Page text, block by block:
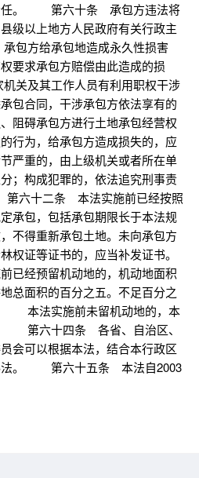
任。 第六十条 承包方违法将
级以上地方人民政府有关行政主
方给承包地造成永久性损害
要求承包方赔偿由此造成的损
及其工作人员有利用职权干涉
包合同，干涉承包方依法享有的
阻碍承包方进行土地承包经营权
行为，给承包方造成损失的，应
严重的，由上级机关或者所在单
；构成犯罪的，依法追究刑事责
二条 本法实施前已经按照
承包，包括承包期限长于本法规
不得重新承包土地。未向承包方
权证等证书的，应当补发证书。
经预留机动地的，机动地面积
总面积的百分之五。不足百分之
本法实施前未留机动地的，本
第六十四条 各省、自治区、
会可以根据本法，结合本行政区
法。 第六十五条 本法自2003